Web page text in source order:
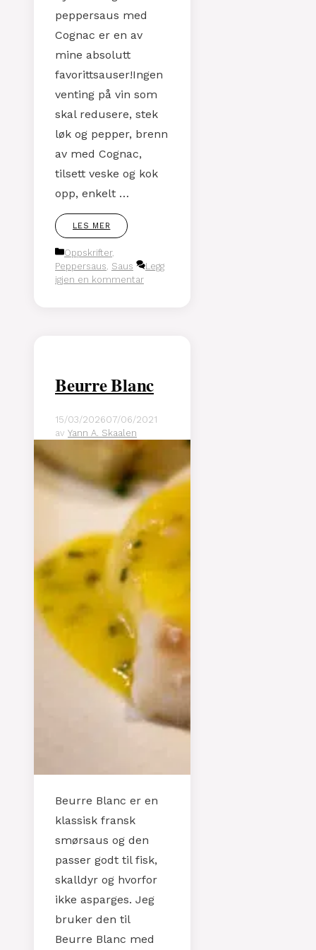
peppersaus med
Cognac er en av
mine absolutt
favorittsauser!Ingen
venting på vin som
skal redusere, stek
løk og pepper, brenn
av med Cognac,
tilsett veske og kok
opp, enkelt …
LES MER
Kategorier
Oppskrifter,
Peppersaus, Saus
Legg
igjen en kommentar
Beurre Blanc
15/03/202607/06/2021
av Yann A. Skaalen
Beurre Blanc er en
klassisk fransk
smørsaus og den
passer godt til fisk,
skalldyr og hvorfor
ikke asparges. Jeg
bruker den til
Beurre Blanc med